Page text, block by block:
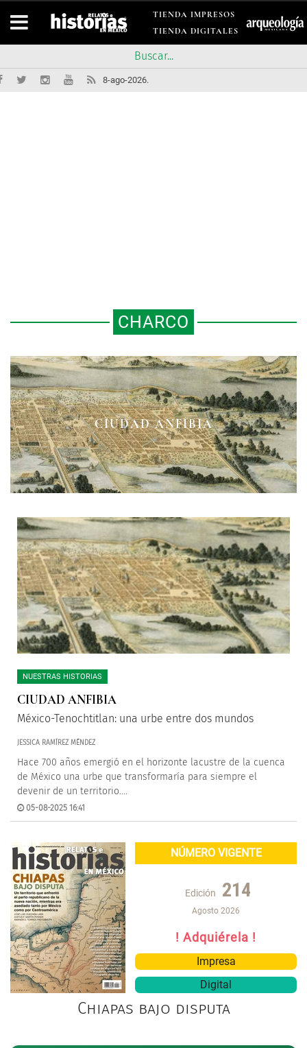
TIENDA IMPRESOS
TIENDA DIGITALES
8-ago-2026.
CHARCO
CIUDAD ANFIBIA
NUESTRAS HISTORIAS
CIUDAD ANFIBIA
México-Tenochtitlan: una urbe entre dos mundos
JESSICA RAMÍREZ MÉNDEZ
Hace 700 años emergió en el horizonte lacustre de la cuenca
de México una urbe que transformaría para siempre el
devenir de un territorio....
05-08-2025 16:41
NÚMERO VIGENTE
Edición 214
Agosto 2026
! Adquiérela !
Impresa
Digital
Chiapas bajo disputa